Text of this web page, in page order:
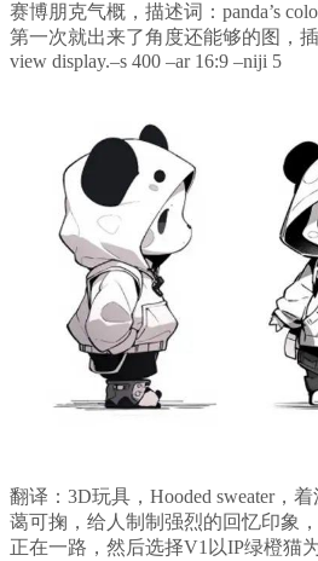
赛博朋克气概，描述词：panda’s
第一次就出来了角度还能够的图，
view display.–s 400 –ar 16:9 –niji 5
翻译：3D玩具，Hooded sweater，
蔼可掬，给人制制强烈的回忆印象
正在一路，然后选择V1以IP绿橙猫